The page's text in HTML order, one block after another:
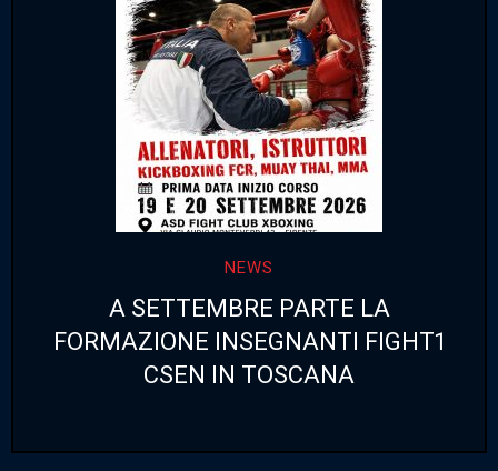
NEWS
A SETTEMBRE PARTE LA
FORMAZIONE INSEGNANTI FIGHT1
CSEN IN TOSCANA